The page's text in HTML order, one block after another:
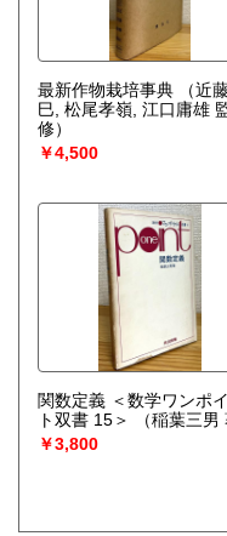
最新作物栽培事典
（近
巳, 松尾孝嶺, 江口庸雄
修）
￥4,500
関数定義 ＜数学ワンポ
ト双書 15＞
（稲葉三男
￥3,800